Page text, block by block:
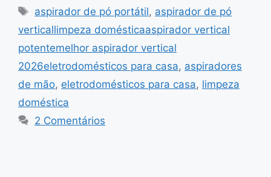
Tags
aspirador de pó portátil, aspirador de pó
verticallimpeza domésticaaspirador vertical
potentemelhor aspirador vertical
2026eletrodomésticos para casa, aspiradores
de mão, eletrodomésticos para casa, limpeza
doméstica
2 Comentários